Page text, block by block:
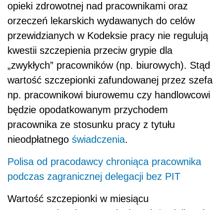
opieki zdrowotnej nad pracownikami oraz
orzeczeń lekarskich wydawanych do celów
przewidzianych w Kodeksie pracy nie regulują
kwestii szczepienia przeciw grypie dla
„zwykłych” pracowników (np. biurowych). Stąd
wartość szczepionki zafundowanej przez szefa
np. pracownikowi biurowemu czy handlowcowi
będzie opodatkowanym przychodem
pracownika ze stosunku pracy z tytułu
nieodpłatnego świadczenia.
Polisa od pracodawcy chroniąca pracownika
podczas zagranicznej delegacji bez PIT
Wartość szczepionki w miesiącu